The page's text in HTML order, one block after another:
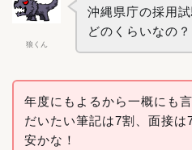
狼くん
沖縄県庁の採用
どのくらいなの？
年度にもよるから一概にも言
だいたい筆記は7割、面接は
安かな！